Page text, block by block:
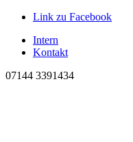
Link zu Facebook
Intern
Kontakt
07144 3391434